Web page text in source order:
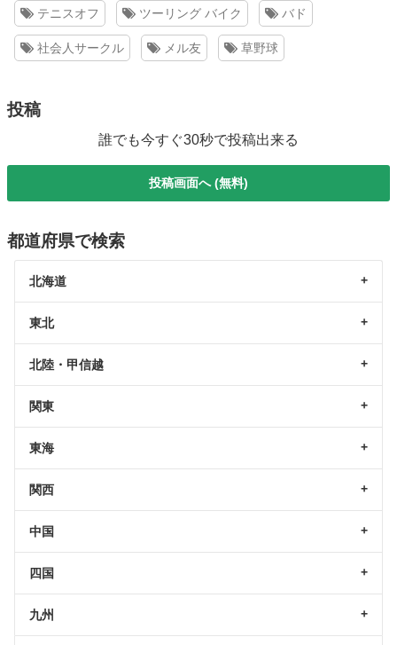
テニスオフ ツーリング バイク バド
社会人サークル メル友 草野球
投稿
誰でも今すぐ30秒で投稿出来る
投稿画面へ (無料)
都道府県で検索
北海道
東北
北陸・甲信越
関東
東海
関西
中国
四国
九州